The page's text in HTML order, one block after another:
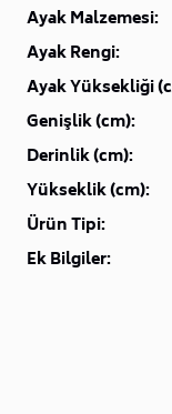
Ayak Malzemesi:
Ayak Rengi:
Ayak Yüksekliği
Genişlik (cm):
Derinlik (cm):
Yükseklik (cm):
Ürün Tipi:
Ek Bilgiler: